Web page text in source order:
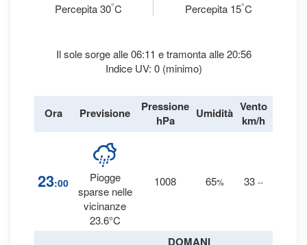
Percepita 30°C Percepita 15°C
Il sole sorge alle 06:11 e tramonta alle 20:56
Indice UV: 0 (minimo)
Ora Previsione
Pressione
hPa
Umidità Vento
km/h
23:00
Piogge
sparse nelle
vicinanze
23.6°C
1008 65% 33 --
DOMANI